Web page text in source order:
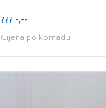
??? -,--
Cijena po komadu